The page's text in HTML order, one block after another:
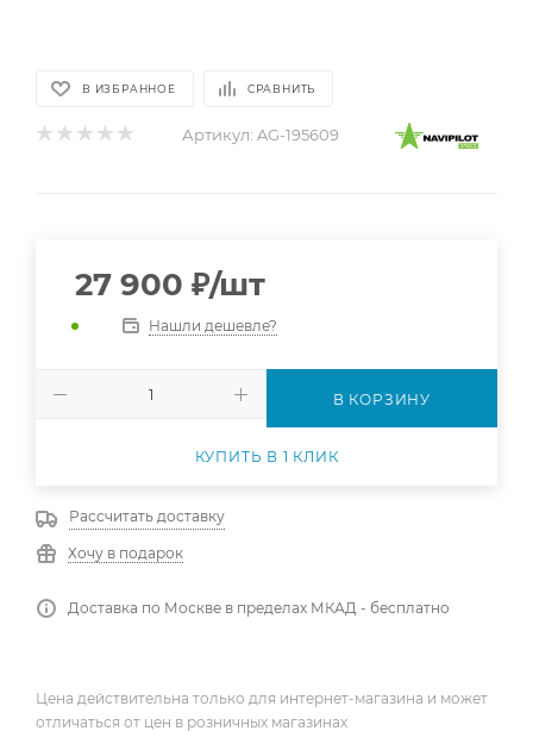
В ИЗБРАННОЕ СРАВНИТЬ
Артикул: AG-195609
27 900 ₽/шт
Нашли дешевле?
В КОРЗИНУ
КУПИТЬ В 1 КЛИК
Рассчитать доставку
Хочу в подарок
Доставка по Москве в пределах МКАД - бесплатно
Цена действительна только для интернет-магазина и может
отличаться от цен в розничных магазинах